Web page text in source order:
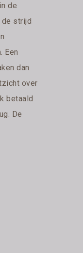
de
de strijd
Een
dan
over
betaald
De